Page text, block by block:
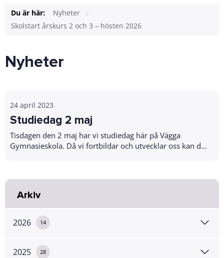
Du är här:
Nyheter
Skolstart årskurs 2 och 3 – hösten 2026
Nyheter
24 april 2023
Studiedag 2 maj
Tisdagen den 2 maj har vi studiedag här på Vägga
Gymnasieskola. Då vi fortbildar och utvecklar oss kan det
Arkiv
2026 14
2025 28